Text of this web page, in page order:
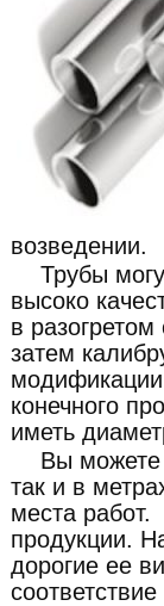
возведении.
Трубы
высоко
в
затем
модификации
конечного
иметь
Вы можете
так и в
места
продукции.
дорогие ее